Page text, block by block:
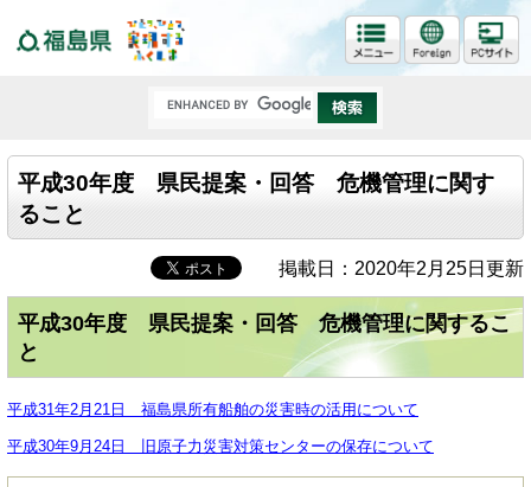
平成30年度 県民提案・回答 危機管理に関す
ること
掲載日：2020年2月25日更新
平成30年度 県民提案・回答 危機管理に関するこ
と
平成31年2月21日 福島県所有船舶の災害時の活用について
平成30年9月24日 旧原子力災害対策センターの保存について